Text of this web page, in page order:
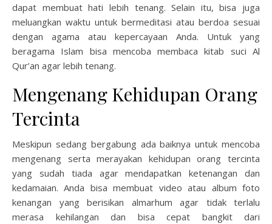
dapat membuat hati lebih tenang. Selain itu, bisa juga
meluangkan waktu untuk bermeditasi atau berdoa sesuai
dengan agama atau kepercayaan Anda. Untuk yang
beragama Islam bisa mencoba membaca kitab suci Al
Qur’an agar lebih tenang.
Mengenang Kehidupan Orang
Tercinta
Meskipun sedang bergabung ada baiknya untuk mencoba
mengenang serta merayakan kehidupan orang tercinta
yang sudah tiada agar mendapatkan ketenangan dan
kedamaian. Anda bisa membuat video atau album foto
kenangan yang berisikan almarhum agar tidak terlalu
merasa kehilangan dan bisa cepat bangkit dari